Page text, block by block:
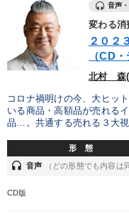
音声
変わる消
２０２
（CD
北村 森(
コロナ禍明けの今、大ヒッ
いる商品・高額品が売れる
品…。共通する売れる３大
形 態
headset 音声 （どの形態でも内容は
CD版